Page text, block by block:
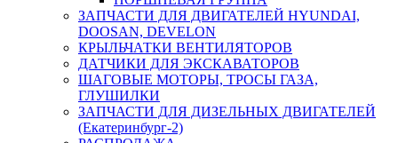
ЗАПЧАСТИ ДЛЯ ДВИГАТЕЛЕЙ HYUNDAI,
DOOSAN, DEVELON
КРЫЛЬЧАТКИ ВЕНТИЛЯТОРОВ
ДАТЧИКИ ДЛЯ ЭКСКАВАТОРОВ
ШАГОВЫЕ МОТОРЫ, ТРОСЫ ГАЗА,
ГЛУШИЛКИ
ЗАПЧАСТИ ДЛЯ ДИЗЕЛЬНЫХ ДВИГАТЕЛЕЙ
(Екатеринбург-2)